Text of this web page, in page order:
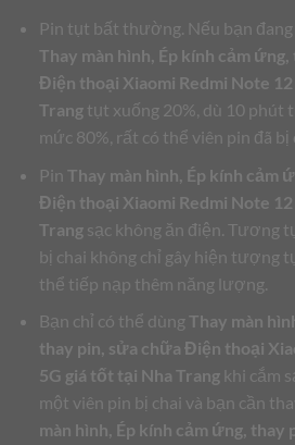
Pin tụt bất thường. Nếu bạn
Thay màn hình, Ép kính cảm
Điện thoại Xiaomi Redmi Note
Trangtụt xuống 20%, dù 10 phút
mức 80%, rất có thể viên pin đã
Pin Thay màn hình, Ép kính cảm
Điện thoại Xiaomi Redmi Note
Trangsạc không ăn điện. Tương
bị chai không chỉ gây hiện tượng
thể tiếp nạp thêm năng lượng.
Bạn chỉ có thể dùng Thay màn
thay pin, sửa chữa Điện thoại
5G giá tốt tại Nha Trangkhi cắm
một viên pin bị chai và bạn cần
màn hình, Ép kính cảm ứng,